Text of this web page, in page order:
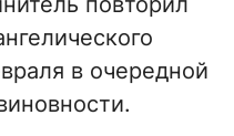
в очередной